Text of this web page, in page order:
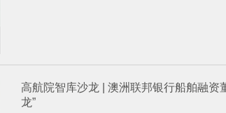
高航院智库沙龙 | 澳洲联邦银行船舶融资
龙”